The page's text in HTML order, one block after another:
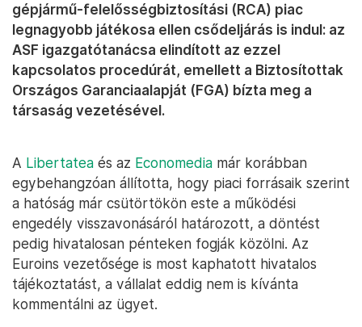
gépjármű-felelősségbiztosítási (RCA) piac
legnagyobb játékosa ellen csődeljárás is indul: az
ASF igazgatótanácsa elindított az ezzel
kapcsolatos procedúrát, emellett a Biztosítottak
Országos Garanciaalapját (FGA) bízta meg a
társaság vezetésével.
A Libertatea és az Economedia már korábban
egybehangzóan állította, hogy piaci forrásaik szerint
a hatóság már csütörtökön este a működési
engedély visszavonásáról határozott, a döntést
pedig hivatalosan pénteken fogják közölni. Az
Euroins vezetősége is most kaphatott hivatalos
tájékoztatást, a vállalat eddig nem is kívánta
kommentálni az ügyet.